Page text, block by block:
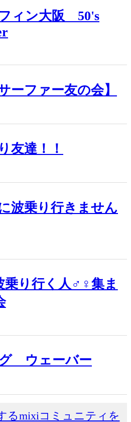
ィン大阪 50's
ーファー友の会】
友達！！
波乗り行きません
乗り行く人♂♀集ま
ウェーバー
るmixiコミュニティを